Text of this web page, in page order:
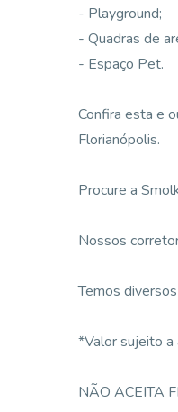
- Playground;
- Quadras de
- Espaço Pet.
Confira esta e
Florianópolis.
Procure a
Nossos
Temos
*Valor sujeito a
NÃO ACEITA